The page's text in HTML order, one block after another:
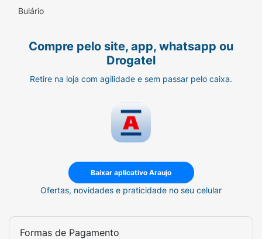
canetas de aplicação de insulina e outros
Segurança Garantida:Produto estéril,
100 agulhas embaladas individualmente.
sua caneta e a agulha.
Remova o selo de papel da base da
Encaixe a agulha rosqueando-a na ponta
Bulário
Compre pelo site, app, whatsapp ou
Drogatel
Retire na loja com agilidade e sem passar pelo caixa.
Baixar aplicativo Araujo
Ofertas, novidades e praticidade no seu celular
Formas de Pagamento